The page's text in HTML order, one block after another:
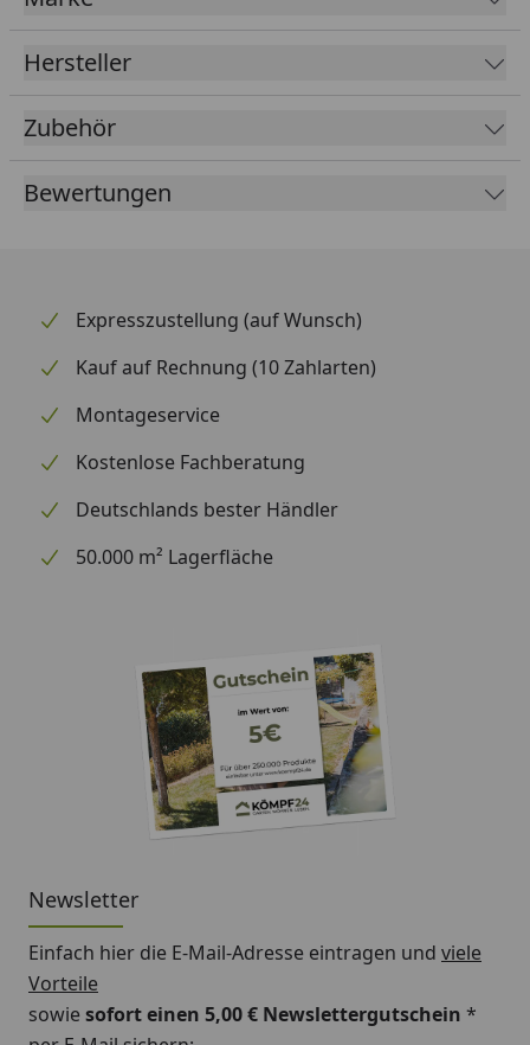
Hersteller
Zubehör
Bewertungen
Expresszustellung (auf Wunsch)
Kauf auf Rechnung (10 Zahlarten)
Montageservice
Kostenlose Fachberatung
Deutschlands bester Händler
50.000 m² Lagerfläche
Newsletter
Einfach hier die E-Mail-Adresse eintragen und viele
Vorteile
sowiesofort einen 5,00 € Newslettergutschein *